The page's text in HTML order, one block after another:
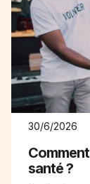
30/6/2026
santé ?